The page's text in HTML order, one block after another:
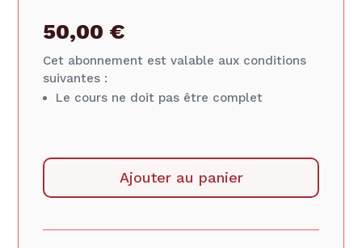
50,00 €
Cet abonnement est valable aux conditions
suivantes :
Le cours ne doit pas être complet
quantité
Abonnement
Ajouter au panier